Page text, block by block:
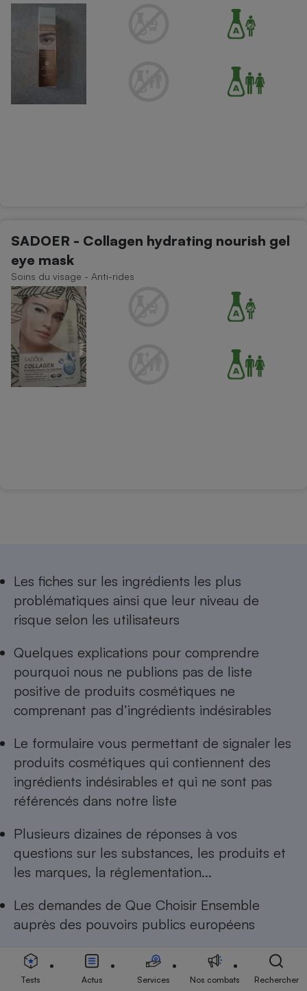
SADOER - Collagen hydrating nourish gel
eye mask
Soins du visage - Anti-rides
Les fiches sur les ingrédients les plus
problématiques ainsi que leur niveau de
risque selon les utilisateurs
Quelques explications pour comprendre
pourquoi nous ne publions pas de liste
positive de produits cosmétiques ne
comprenant pas d’ingrédients indésirables
Le formulaire vous permettant de signaler les
produits cosmétiques qui contiennent des
ingrédients indésirables et qui ne sont pas
référencés dans notre liste
Plusieurs dizaines de réponses à vos
questions sur les substances, les produits et
les marques, la réglementation...
Les demandes de Que Choisir Ensemble
auprès des pouvoirs publics européens
Tests Actus Services Nos combats Rechercher